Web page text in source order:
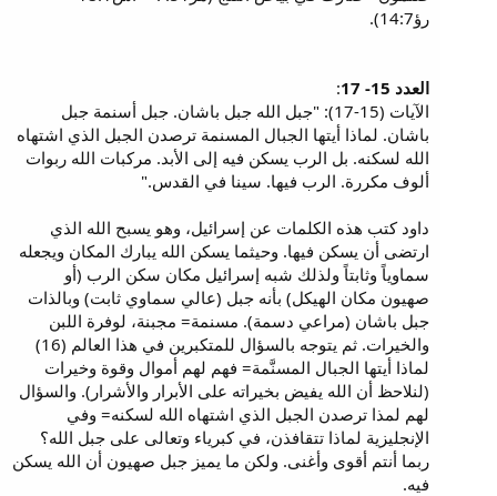
رؤ14:7).
العدد 15- 17
:
الآيات (15-17): "جبل الله جبل باشان. جبل أسنمة جبل
باشان. لماذا أيتها الجبال المسنمة ترصدن الجبل الذي اشتهاه
الله لسكنه. بل الرب يسكن فيه إلى الأبد. مركبات الله ربوات
ألوف مكررة. الرب فيها. سينا في القدس."
داود كتب هذه الكلمات عن إسرائيل، وهو يسبح الله الذي
ارتضى أن يسكن فيها. وحيثما يسكن الله يبارك المكان ويجعله
سماوياً وثابتاً ولذلك شبه إسرائيل مكان سكن الرب (أو
صهيون مكان الهيكل) بأنه جبل (عالي سماوي ثابت) وبالذات
جبل باشان (مراعي دسمة). مسنمة= مجبنة، لوفرة اللبن
والخيرات. ثم يتوجه بالسؤال للمتكبرين في هذا العالم (16)
لماذا أيتها الجبال المسنَّمة= فهم لهم أموال وقوة وخيرات
(لنلاحظ أن الله يفيض بخيراته على الأبرار والأشرار). والسؤال
لهم لمذا ترصدن الجبل الذي اشتهاه الله لسكنه= وفي
الإنجليزية لماذا تتقافذن، في كبرياء وتعالى على جبل الله؟
ربما أنتم أقوى وأغنى. ولكن ما يميز جبل صهيون أن الله يسكن
فيه.